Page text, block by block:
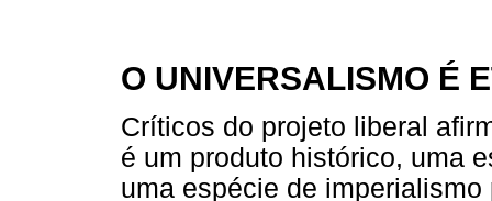
O UNIVERSALISMO É
Críticos do projeto liberal
é um produto histórico, uma
uma espécie de